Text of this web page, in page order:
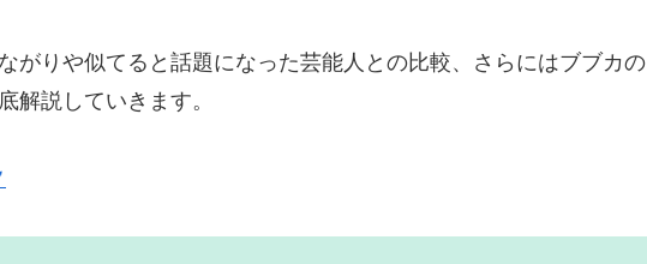
がりや似てると話題になった芸能人との比較、さらにはブブカの
解説していきます。